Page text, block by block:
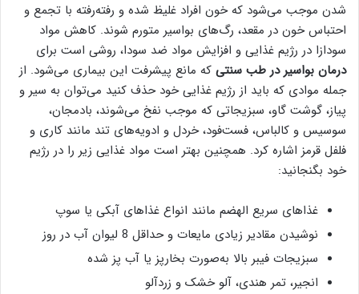
شدن موجب می‌شود که خون افراد غلیظ شده و رفته‌رفته با تجمع و
احتباس خون در مقعد، رگ‌های بواسیر متورم شوند. کاهش مواد
سودازا در رژیم غذایی و افزایش مواد ضد سودا، روشی است برای
درمان بواسیر در طب سنتی که مانع پیشرفت این بیماری می‌شود. از
جمله موادی که باید از رژیم غذایی خود حذف کنید می‌توان به سیر و
پیاز، گوشت گاو، سبزیجاتی که موجب نفخ می‌شوند، بادمجان،
سوسیس و کالباس، فست‌فود، خردل و ادویه‌های تند مانند کاری و
فلفل قرمز اشاره کرد. همچنین بهتر است مواد غذایی زیر را در رژیم
خود بگنجانید:
غذاهای سریع الهضم مانند انواع غذاهای آبکی یا سوپ
نوشیدن مقادیر زیادی مایعات و حداقل 8 لیوان آب در روز
سبزیجات فیبر بالا به‌صورت بخارپز یا آب پز شده
انجیر، تمر هندی، آلو خشک و زردآلو